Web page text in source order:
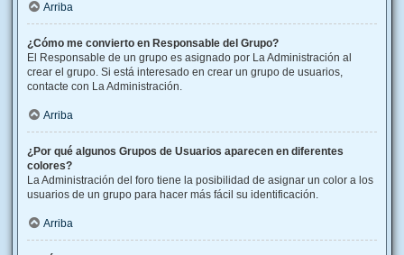
Arriba
¿Cómo me convierto en Responsable del Grupo?
El Responsable de un grupo es asignado por La Administración al
crear el grupo. Si está interesado en crear un grupo de usuarios,
contacte con La Administración.
Arriba
¿Por qué algunos Grupos de Usuarios aparecen en diferentes
colores?
La Administración del foro tiene la posibilidad de asignar un color a los
usuarios de un grupo para hacer más fácil su identificación.
Arriba